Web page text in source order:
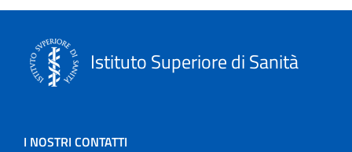
Istituto Superiore di Sanità
I NOSTRI CONTATTI